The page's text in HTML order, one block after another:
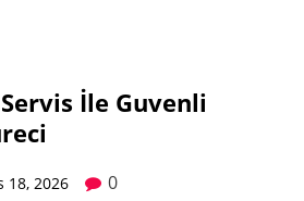
İle Guvenli
18, 2026
0